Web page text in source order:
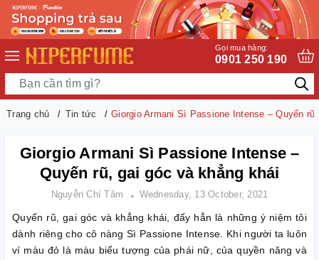
Gọi mua hàng:
0901 250 190
Trang chủ Tin tức Giorgio Armani Sì Passione Intense – Quyến
Giorgio Armani Sì Passione Intense –
Quyến rũ, gai góc và khẳng khái
Nguyễn Chí Tâm Wednesday, 13 October, 2021
Quyến rũ, gai góc và khẳng khái, đấy hẳn là những ý niệm tôi
dành riêng cho cô nàng Sì Passione Intense. Khi người ta luôn
ví màu đỏ là màu biểu tượng của phái nữ, của quyền năng và